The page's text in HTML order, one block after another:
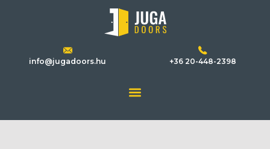
info@jugadoors.hu +36 20-448-2398